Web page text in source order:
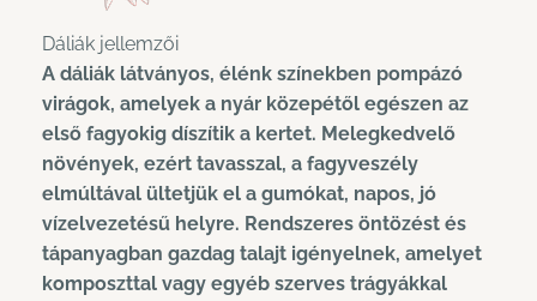
Dáliák jellemzői
A dáliák látványos, élénk színekben pompázó
virágok, amelyek a nyár közepétől egészen az
első fagyokig díszítik a kertet. Melegkedvelő
növények, ezért tavasszal, a fagyveszély
elmúltával ültetjük el a gumókat, napos, jó
vízelvezetésű helyre. Rendszeres öntözést és
tápanyagban gazdag talajt igényelnek, amelyet
komposzttal vagy egyéb szerves trágyákkal